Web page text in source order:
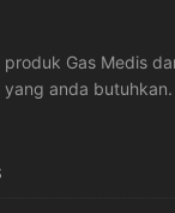
Gas Medis
anda butuhkan.